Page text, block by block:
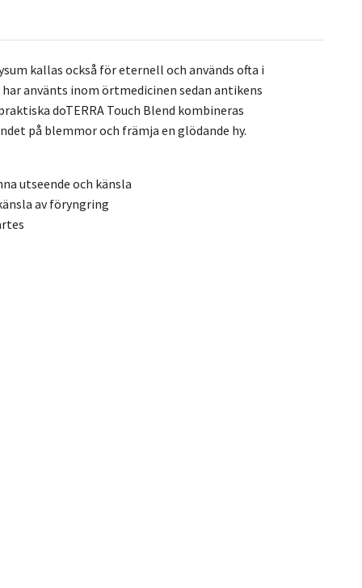
kallas också för eternell och används ofta i
använts inom örtmedicinen sedan antikens
doTERRA Touch Blend kombineras
på blemmor och främja en glödande hy.
utseende och känsla
av föryngring